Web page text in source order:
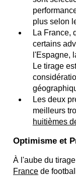
plus selon
La France,
certains
l'Espagne,
Le tirage
Les deux
meilleurs
huitièmes
Optimisme et
À l'aube du
France de